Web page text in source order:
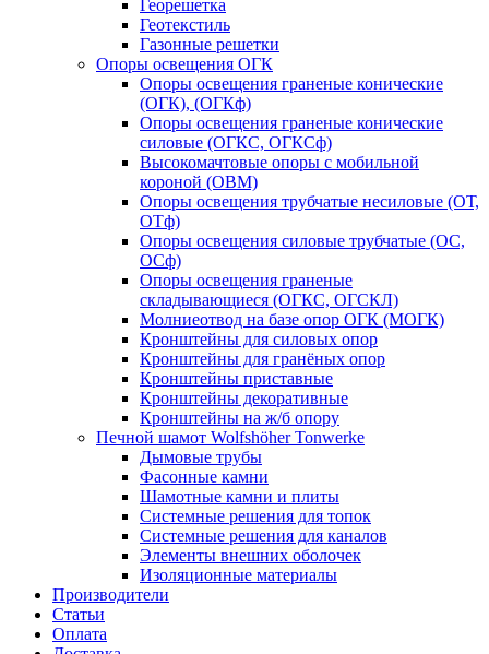
Георешетка
Геотекстиль
Газонные решетки
Опоры освещения ОГК
Опоры освещения граненые конические
(ОГК), (ОГКф)
Опоры освещения граненые конические
силовые (ОГКС, ОГКСф)
Высокомачтовые опоры с мобильной
короной (ОВМ)
Опоры освещения трубчатые несиловые (ОТ,
ОТф)
Опоры освещения силовые трубчатые (ОС,
ОСф)
Опоры освещения граненые
складывающиеся (ОГКС, ОГСКЛ)
Молниеотвод на базе опор ОГК (МОГК)
Кронштейны для силовых опор
Кронштейны для гранёных опор
Кронштейны приставные
Кронштейны декоративные
Кронштейны на ж/б опору
Печной шамот Wolfshöher Tonwerke
Дымовые трубы
Фасонные камни
Шамотные камни и плиты
Системные решения для топок
Системные решения для каналов
Элементы внешних оболочек
Изоляционные материалы
Производители
Статьи
Оплата